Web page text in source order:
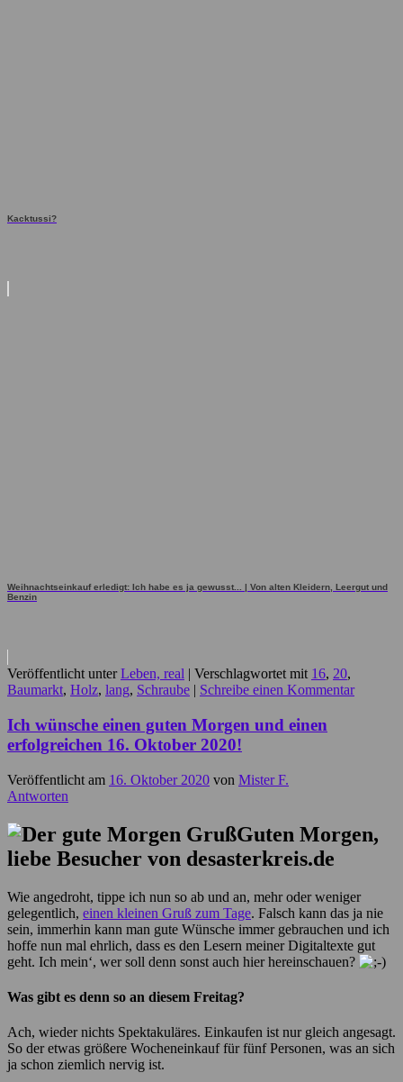
Kacktussi?
Weihnachtseinkauf erledigt: Ich habe es ja gewusst... | Von alten Kleidern, Leergut und
Benzin
Veröffentlicht unter Leben, real | Verschlagwortet mit 16, 20,
Baumarkt, Holz, lang, Schraube | Schreibe einen Kommentar
Ich wünsche einen guten Morgen und einen
erfolgreichen 16. Oktober 2020!
Veröffentlicht am 16. Oktober 2020 von Mister F.
Antworten
Guten Morgen,
liebe Besucher von desasterkreis.de
Wie angedroht, tippe ich nun so ab und an, mehr oder weniger
gelegentlich, einen kleinen Gruß zum Tage. Falsch kann das ja nie
sein, immerhin kann man gute Wünsche immer gebrauchen und ich
hoffe nun mal ehrlich, dass es den Lesern meiner Digitaltexte gut
geht. Ich mein‘, wer soll denn sonst auch hier hereinschauen?
Was gibt es denn so an diesem Freitag?
Ach, wieder nichts Spektakuläres. Einkaufen ist nur gleich angesagt.
So der etwas größere Wocheneinkauf für fünf Personen, was an sich
ja schon ziemlich nervig ist.